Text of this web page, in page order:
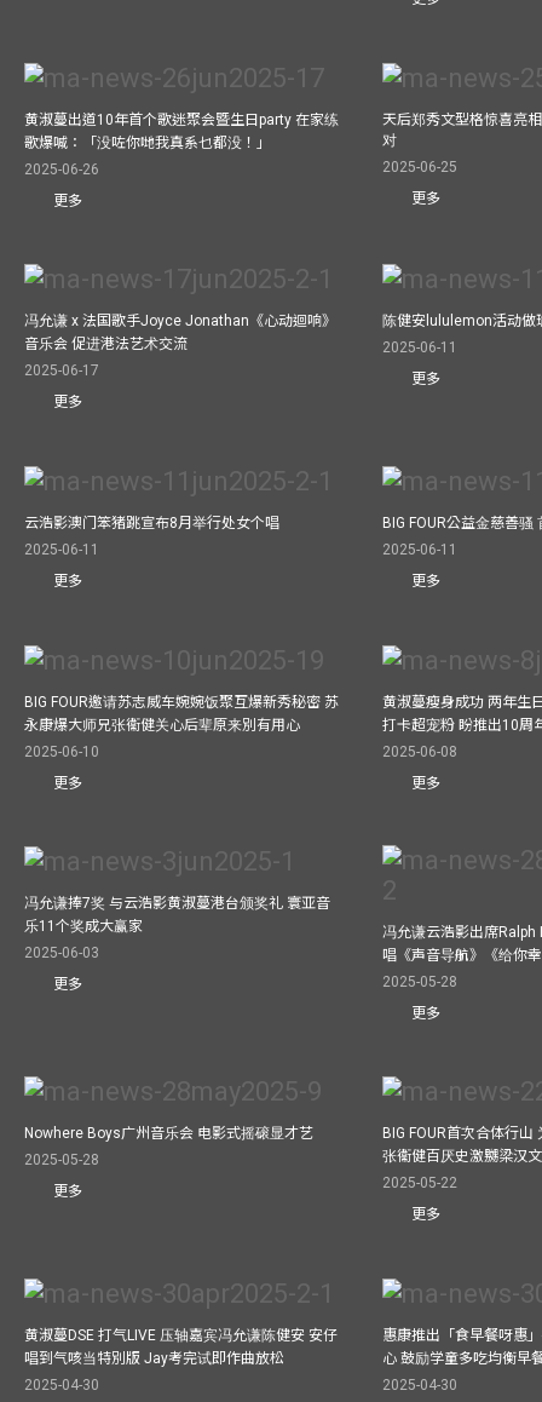
黄淑蔓出道10年首个歌迷聚会暨生日party 在家练
歌爆喊：「没咗你哋我真系乜都没！」
2025-06-26
更多
天后郑秀文型格惊喜亮
对
2025-06-25
更多
冯允谦 x 法国歌手Joyce Jonathan《心动迴响》
音乐会 促进港法艺术交流
2025-06-17
更多
陈健安lululemon活动做
2025-06-11
更多
云浩影澳门笨猪跳宣布8月举行处女个唱
2025-06-11
更多
BIG FOUR公益⾦慈善
2025-06-11
更多
BIG FOUR邀请苏志威车婉婉饭聚互爆新秀秘密 苏
永康爆大师兄张衞健关心后辈原来別有用心
2025-06-10
更多
黄淑蔓瘦身成功 两年生
打卡超宠粉 盼推出10周
2025-06-08
更多
冯允谦捧7奖 与云浩影黄淑蔓港台颁奖礼 寰亚音
乐11个奖成大赢家
2025-06-03
更多
冯允谦云浩影出席
唱《声音导航》《给你
2025-05-28
更多
Nowhere Boys广州音乐会 电影式摇磙显才艺
2025-05-28
更多
BIG FOUR首次合体行
张衞健百厌史激嬲梁汉
2025-05-22
更多
黄淑蔓DSE 打气LIVE 压轴嘉宾冯允谦陈健安 安仔
唱到气咳当特別版 Jay考完试即作曲放松
2025-04-30
惠康推出「食早餐呀惠
心 鼓励学童多吃均衡早
2025-04-30